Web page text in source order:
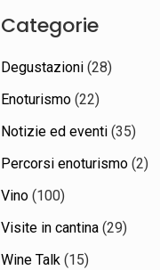
Categorie
Degustazioni (28)
Enoturismo (22)
Notizie ed eventi (35)
Percorsi enoturismo (2)
Vino (100)
Visite in cantina (29)
Wine Talk (15)